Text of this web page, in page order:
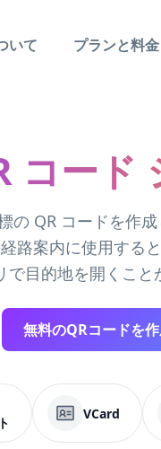
いて プランと料金
コード
の QR コードを作
路案内に使用する
で目的地を開くこと
無料のQRコードを
VCard